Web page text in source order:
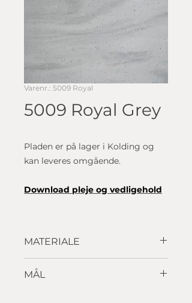
Varenr.: 5009 Royal
5009 Royal Grey
Pladen er på lager i Kolding og
kan leveres omgående.
Download pleje og vedligehold
MATERIALE
MÅL